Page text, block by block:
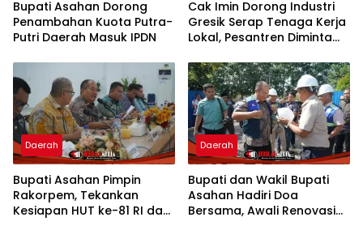
Bupati Asahan Dorong
Penambahan Kuota Putra-
Putri Daerah Masuk IPDN
Cak Imin Dorong Industri
Gresik Serap Tenaga Kerja
Lokal, Pesantren Diminta
Daerah
Bupati Asahan Pimpin
Rakorpem, Tekankan
Kesiapan HUT ke-81 RI dan
Daerah
Bupati dan Wakil Bupati
Asahan Hadiri Doa
Bersama, Awali Renovasi